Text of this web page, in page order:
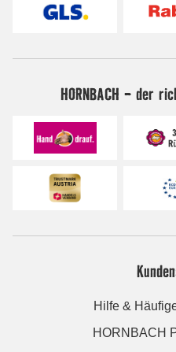
HORNBACH - der
Hilfe &
HORNBACH